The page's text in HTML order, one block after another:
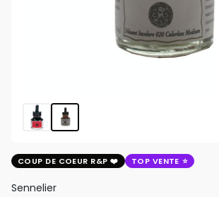
COUP DE COEUR R&P TOP VENTE
Sennelier